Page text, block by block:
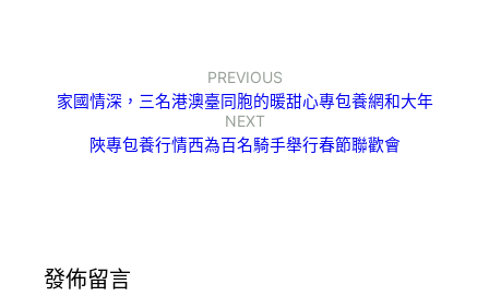
PREVIOUS
家國情深，三名港澳臺同胞的暖甜心專包養網和大年
NEXT
陜專包養行情西為百名騎手舉行春節聯歡會
發佈留言